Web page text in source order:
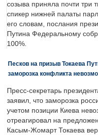
созыва приняла почти три
спикер нижней палаты
его словам, послания
Путина Федеральному
100%.
Песков на призыв Токаева
заморозка конфликта
Пресс-секретарь
заявил, что заморозка
учетом позиции Киева
отреагировал на
Касым-Жомарт Токаева